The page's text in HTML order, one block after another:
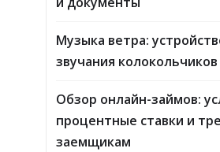
Музыка ветра:
звучания колокольчиков
Обзор онлайн-займов:
процентные ставки и
заемщикам